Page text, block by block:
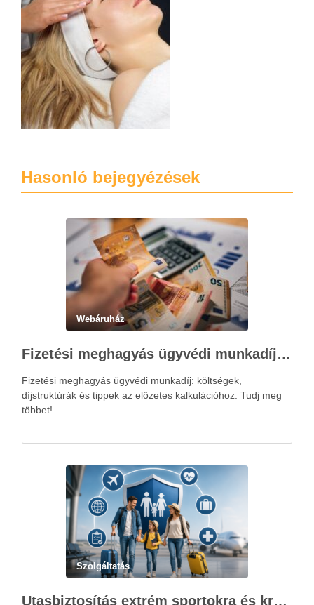
Hasonló bejegyézések
Webáruház
Fizetési meghagyás ügyvédi munkadíja: teljes költségvetési útmutató
Fizetési meghagyás ügyvédi munkadíj: költségek,
díjstruktúrák és tippek az előzetes kalkulációhoz. Tudj meg
többet!
Szolgáltatás
Utasbiztosítás extrém sportokra és krónikus betegségek esetén: mire figyelj utazás előtt?